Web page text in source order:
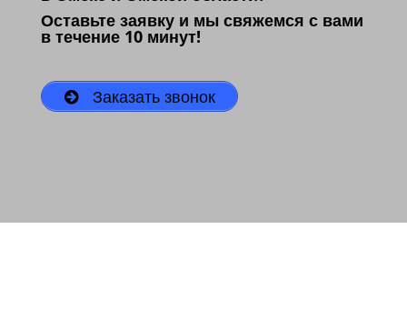
Оставьте заявку и мы свяжемся с вами
в течение 10 минут!
Заказать звонок